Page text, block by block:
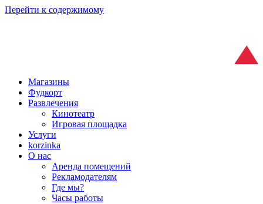
Перейти к содержимому
Магазины
Фудкорт
Развлечения
Кинотеатр
Игровая площадка
Услуги
korzinka
О нас
Аренда помещений
Рекламодателям
Где мы?
Часы работы